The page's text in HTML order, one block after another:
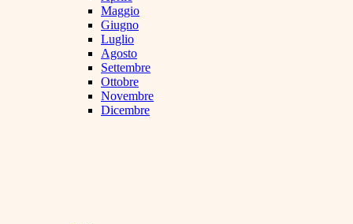
Maggio
Giugno
Luglio
Agosto
Settembre
Ottobre
Novembre
Dicembre